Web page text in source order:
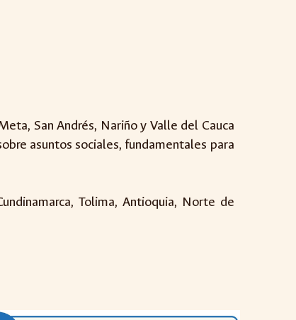
San Andrés, Nariño y Valle del Cauca
asuntos sociales, fundamentales para
Tolima, Antioquia, Norte de